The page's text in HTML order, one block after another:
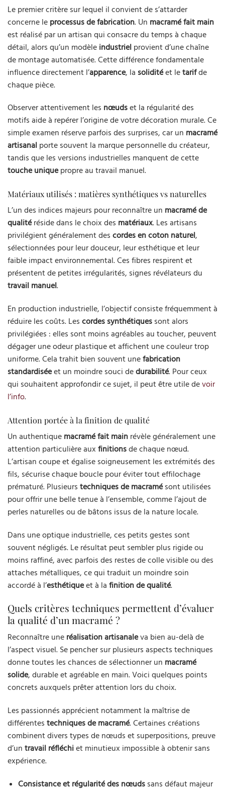
Le premier critère sur lequel il convient de s’attarder
concerne le processus de fabrication. Un macramé fait main
est réalisé par un artisan qui consacre du temps à chaque
détail, alors qu’un modèle industriel provient d’une chaîne
de montage automatisée. Cette différence fondamentale
influence directement l’apparence, la soliditéet letarifde
chaque pièce.
Observer attentivement les nœudset la régularité des
motifs aide à repérer l’origine de votre décoration murale. Ce
simple examen réserve parfois des surprises, car un macramé
artisanal porte souvent la marque personnelle du créateur,
tandis que les versions industrielles manquent de cette
touche uniquepropre au travail manuel.
Matériaux utilisés : matières synthétiques vs naturelles
L’un des indices majeurs pour reconnaître un macramé de
qualitéréside dans le choix des matériaux. Les artisans
privilégient généralement des cordes en coton naturel,
sélectionnées pour leur douceur, leur esthétique et leur
faible impact environnemental. Ces fibres respirent et
présentent de petites irrégularités, signes révélateurs du
travail manuel.
En production industrielle, l’objectif consiste fréquemment à
réduire les coûts. Les cordes synthétiques sont alors
privilégiées : elles sont moins agréables au toucher, peuvent
dégager une odeur plastique et affichent une couleur trop
uniforme. Cela trahit bien souvent unefabrication
standardiséeet un moindre souci dedurabilité. Pour ceux
qui souhaitent approfondir ce sujet, il peut être utile devoir
l’info.
Attention portée à la finition de qualité
Un authentique macramé fait main révèle généralement une
attention particulière aux finitionsde chaque nœud.
L’artisan coupe et égalise soigneusement les extrémités des
fils, sécurise chaque boucle pour éviter tout effilochage
prématuré. Plusieurs techniques de macramésont utilisées
pour offrir une belle tenue à l’ensemble, comme l’ajout de
perles naturelles ou de bâtons issus de la nature locale.
Dans une optique industrielle, ces petits gestes sont
souvent négligés. Le résultat peut sembler plus rigide ou
moins raffiné, avec parfois des restes de colle visible ou des
attaches métalliques, ce qui traduit un moindre soin
accordé à l’esthétiqueet à la finition de qualité.
Quels critères techniques permettent d’évaluer
la qualité d’un macramé ?
Reconnaître une réalisation artisanaleva bien au-delà de
l’aspect visuel. Se pencher sur plusieurs aspects techniques
donne toutes les chances de sélectionner un macramé
solide, durable et agréable en main. Voici quelques points
concrets auxquels prêter attention lors du choix.
Les passionnés apprécient notamment la maîtrise de
différentes techniques de macramé. Certaines créations
combinent divers types de nœuds et superpositions, preuve
d’un travail réfléchiet minutieux impossible à obtenir sans
expérience.
Consistance et régularité des nœudssans défaut majeur